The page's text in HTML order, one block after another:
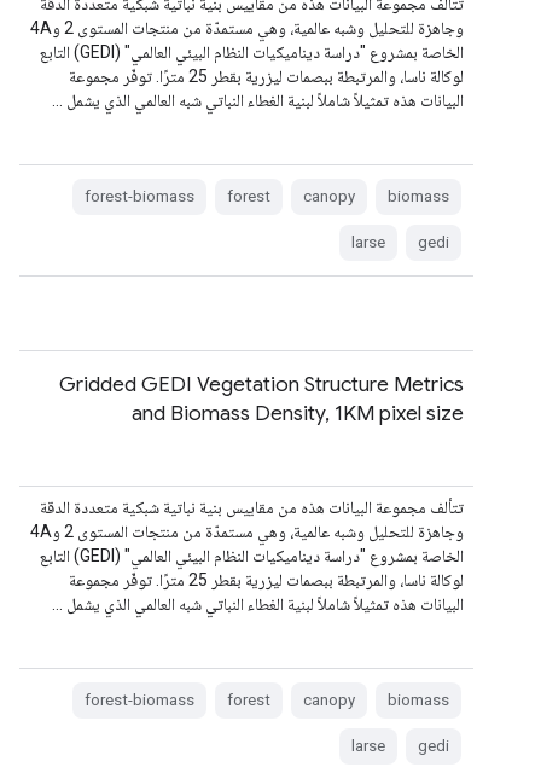
وجاهزة للتحليل وشبه عالمية، وهي مستمدّة من منتجات المستوى 2 و4A
الخاصة بمشروع "دراسة ديناميكيات النظام البيئي العالمي" (GEDI) التابع
لوكالة ناسا، والمرتبطة ببصمات ليزرية بقطر 25 مترًا. توفّر مجموعة
البيانات هذه تمثيلاً شاملاً لبنية الغطاء النباتي شبه العالمي الذي يشمل …
biomass
canopy
forest
forest-biomass
gedi
larse
Gridded GEDI Vegetation Structure Metrics
and Biomass Density, 1KM pixel size
تتألف مجموعة البيانات هذه من مقاييس بنية نباتية شبكية متعددة الدقة
وجاهزة للتحليل وشبه عالمية، وهي مستمدّة من منتجات المستوى 2 و4A
الخاصة بمشروع "دراسة ديناميكيات النظام البيئي العالمي" (GEDI) التابع
لوكالة ناسا، والمرتبطة ببصمات ليزرية بقطر 25 مترًا. توفّر مجموعة
البيانات هذه تمثيلاً شاملاً لبنية الغطاء النباتي شبه العالمي الذي يشمل …
biomass
canopy
forest
forest-biomass
gedi
larse